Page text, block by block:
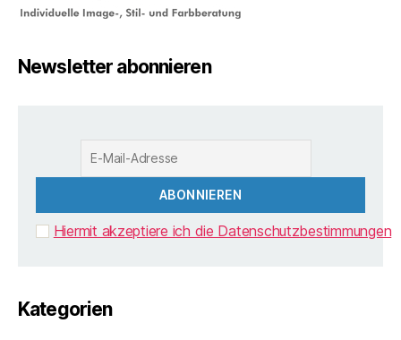
Newsletter abonnieren
Hiermit akzeptiere ich die Datenschutzbestimmungen
Kategorien